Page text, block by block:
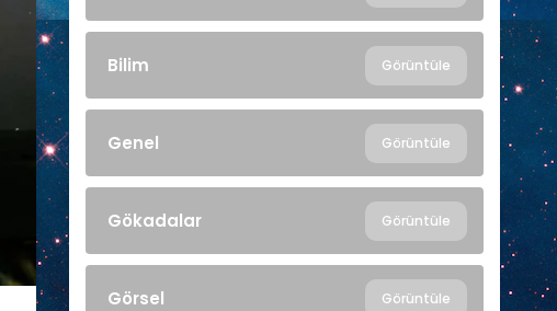
Bilim Görüntüle
Genel Görüntüle
Gökadalar Görüntüle
Görsel Görüntüle